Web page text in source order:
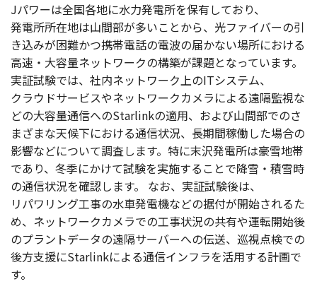
Jパワーは全国各地に水力発電所を保有しており、
発電所所在地は山間部が多いことから、光ファイバーの引
き込みが困難かつ携帯電話の電波の届かない場所における
高速 ・ 大容量ネットワークの構築が課題となっています。
実証試験では、 社内ネットワーク上のITシステム、
クラウドサービスやネットワークカメラによる遠隔監視な
どの大容量通信へのStarlinkの適用、および山間部でのさ
まざまな天候下における通信状況、 長期間稼働した場合の
影響などについて調査します。特に末沢発電所は豪雪地帯
であり、 冬季にかけて試験を実施することで降雪 ・ 積雪時
の通信状況を確認します。 なお、 実証試験後は、
リパワリング工事の水車発電機などの据付が開始されるた
め、 ネットワークカメラでの工事状況の共有や運転開始後
のプラントデータの遠隔サーバーへの伝送、 巡視点検での
後方支援にStarlinkによる通信インフラを活用する計画で
す。